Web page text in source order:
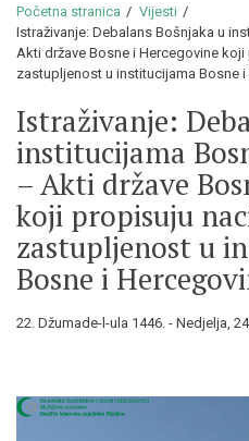
Početna stranica
Vijesti
Istraživanje: Debalans Bošnjaka u
Akti države Bosne i Hercegovine
zastupljenost u institucijama Bosne
Istraživanje:
institucijama
– Akti države
koji propisuju
zastupljenost u
Bosne i
22. Džumade-l-ula 1446. - Nedjelja,